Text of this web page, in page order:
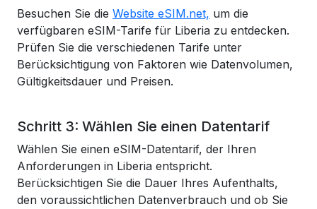
Besuchen Sie die Website eSIM.net, um die
verfügbaren eSIM-Tarife für Liberia zu entdecken.
Prüfen Sie die verschiedenen Tarife unter
Berücksichtigung von Faktoren wie Datenvolumen,
Gültigkeitsdauer und Preisen.
Schritt 3: Wählen Sie einen Datentarif
Wählen Sie einen eSIM-Datentarif, der Ihren
Anforderungen in Liberia entspricht.
Berücksichtigen Sie die Dauer Ihres Aufenthalts,
den voraussichtlichen Datenverbrauch und ob Sie